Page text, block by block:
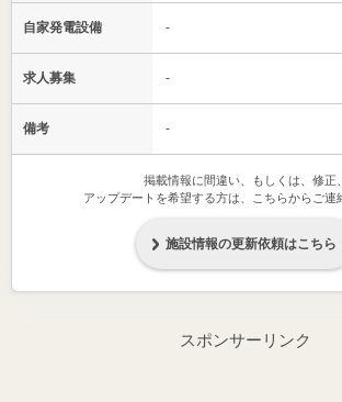
自家発電設備 -
求人募集 -
備考 -
掲載情報に間違い、もしくは、修正、
アップデートを希望する方は、こちらからご連
施設情報の更新依頼はこちら
スポンサーリンク